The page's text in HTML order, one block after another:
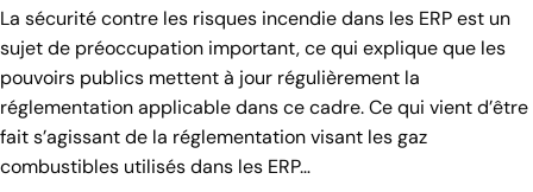
La sécurité contre les risques incendie dans les ERP est un
sujet de préoccupation important, ce qui explique que les
pouvoirs publics mettent à jour régulièrement la
réglementation applicable dans ce cadre. Ce qui vient d’être
fait s’agissant de la réglementation visant les gaz
combustibles utilisés dans les ERP…